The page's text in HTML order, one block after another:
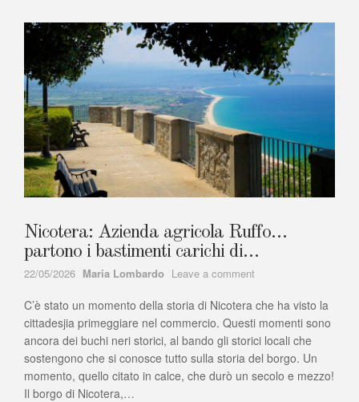
Nicotera: Azienda agricola Ruffo…
partono i bastimenti carichi di…
22/05/2026 Author
Maria Lombardo Leave a comment
Azienda
agricola
Ruffo…
partono
bastimenti
C’è stato un momento della storia di Nicotera che ha visto la
cittadesjia primeggiare nel commercio. Questi momenti sono
ancora dei buchi neri storici, al bando gli storici locali che
sostengono che si conosce tutto sulla storia del borgo. Un
momento, quello citato in calce, che durò un secolo e mezzo!
Il borgo di Nicotera,…